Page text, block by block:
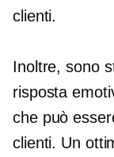
clienti.
Inoltre, sono
risposta
che può
clienti. Un